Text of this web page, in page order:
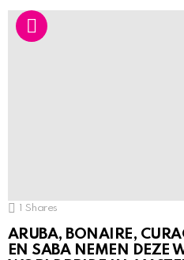
1 Shares
ARUBA, BONAIRE,
EN SABA NEMEN DEZE